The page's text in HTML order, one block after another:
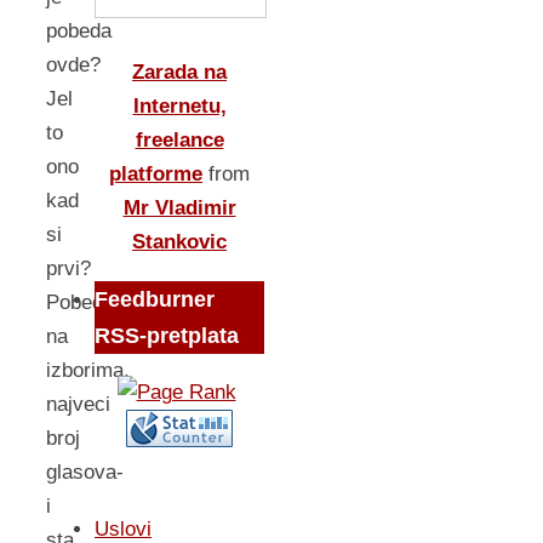
pobeda
ovde?
Jel
to
ono
kad
si
prvi?
Pobeda
na
izborima,
najveci
broj
glasova-
i
Zarada na
Internetu,
freelance
platforme from
Mr Vladimir
Stankovic
Feedburner
RSS-pretplata
Uslovi